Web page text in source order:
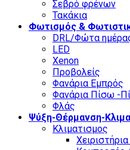
Σεβρό φρένων
Τακάκια
Φωτισμός &
DRL/Φώτα
LED
Xenon
Προβολείς
Φανάρια Εμπρός
Φανάρια Πίσω -
Φλάς
Ψύξη-Θέρμανση-
Κλιματισμος